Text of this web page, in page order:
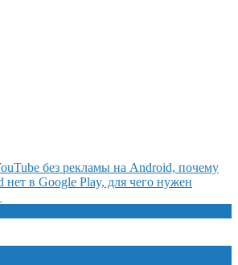
без рекламы на Android, почему
нет в Google Play, для чего нужен